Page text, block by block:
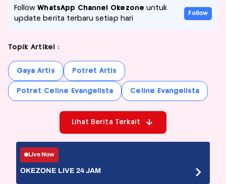
FollowWhatsApp Channel Okezone untuk
update berita terbaru setiap hari
Follow
Topik Artikel :
Gaya Artis Potret Artis
Potret Celine Evangelista Celine Evangelista
Lihat Berita Terkait
Live Now
OKEZONE LIVE 24 JAM